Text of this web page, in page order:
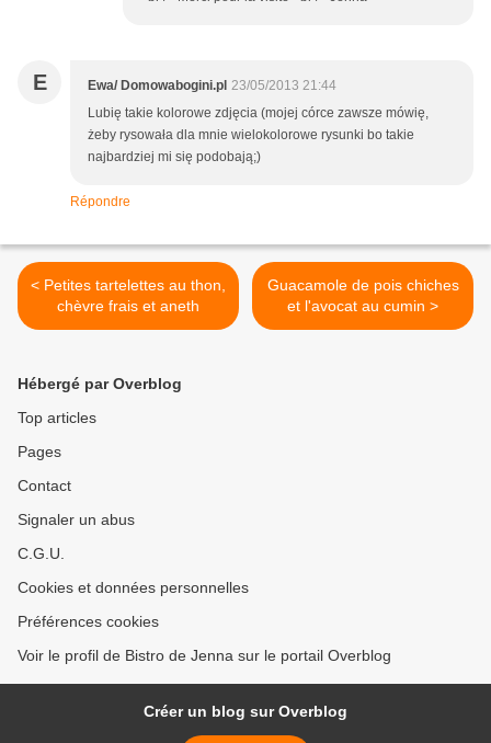
E Ewa/ Domowabogini.pl 23/05/2013 21:44
Lubię takie kolorowe zdjęcia (mojej córce zawsze mówię,
żeby rysowała dla mnie wielokolorowe rysunki bo takie
najbardziej mi się podobają;)
Répondre
< Petites tartelettes au thon,
chèvre frais et aneth
Guacamole de pois chiches
et l'avocat au cumin >
Hébergé par Overblog
Top articles
Pages
Contact
Signaler un abus
C.G.U.
Cookies et données personnelles
Préférences cookies
Voir le profil de Bistro de Jenna sur le portail Overblog
Créer un blog sur Overblog